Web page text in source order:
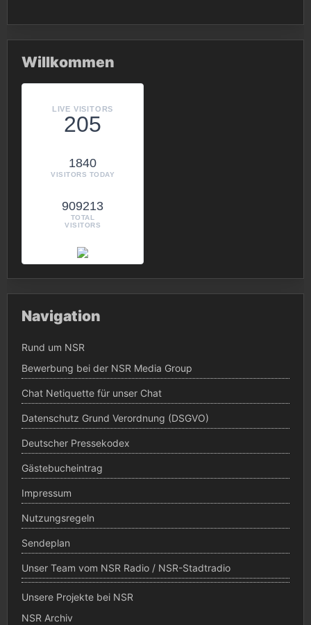
Willkommen
LIVE VISITORS
205
1840
VISITORS TODAY
909213
TOTAL
VISITORS
Navigation
Rund um NSR
Bewerbung bei der NSR Media Group
Chat Netiquette für unser Chat
Datenschutz Grund Verordnung (DSGVO)
Deutscher Pressekodex
Gästebucheintrag
Impressum
Nutzungsregeln
Sendeplan
Unser Team vom NSR Radio / NSR-Stadtradio
Unsere Projekte bei NSR
NSR Archiv